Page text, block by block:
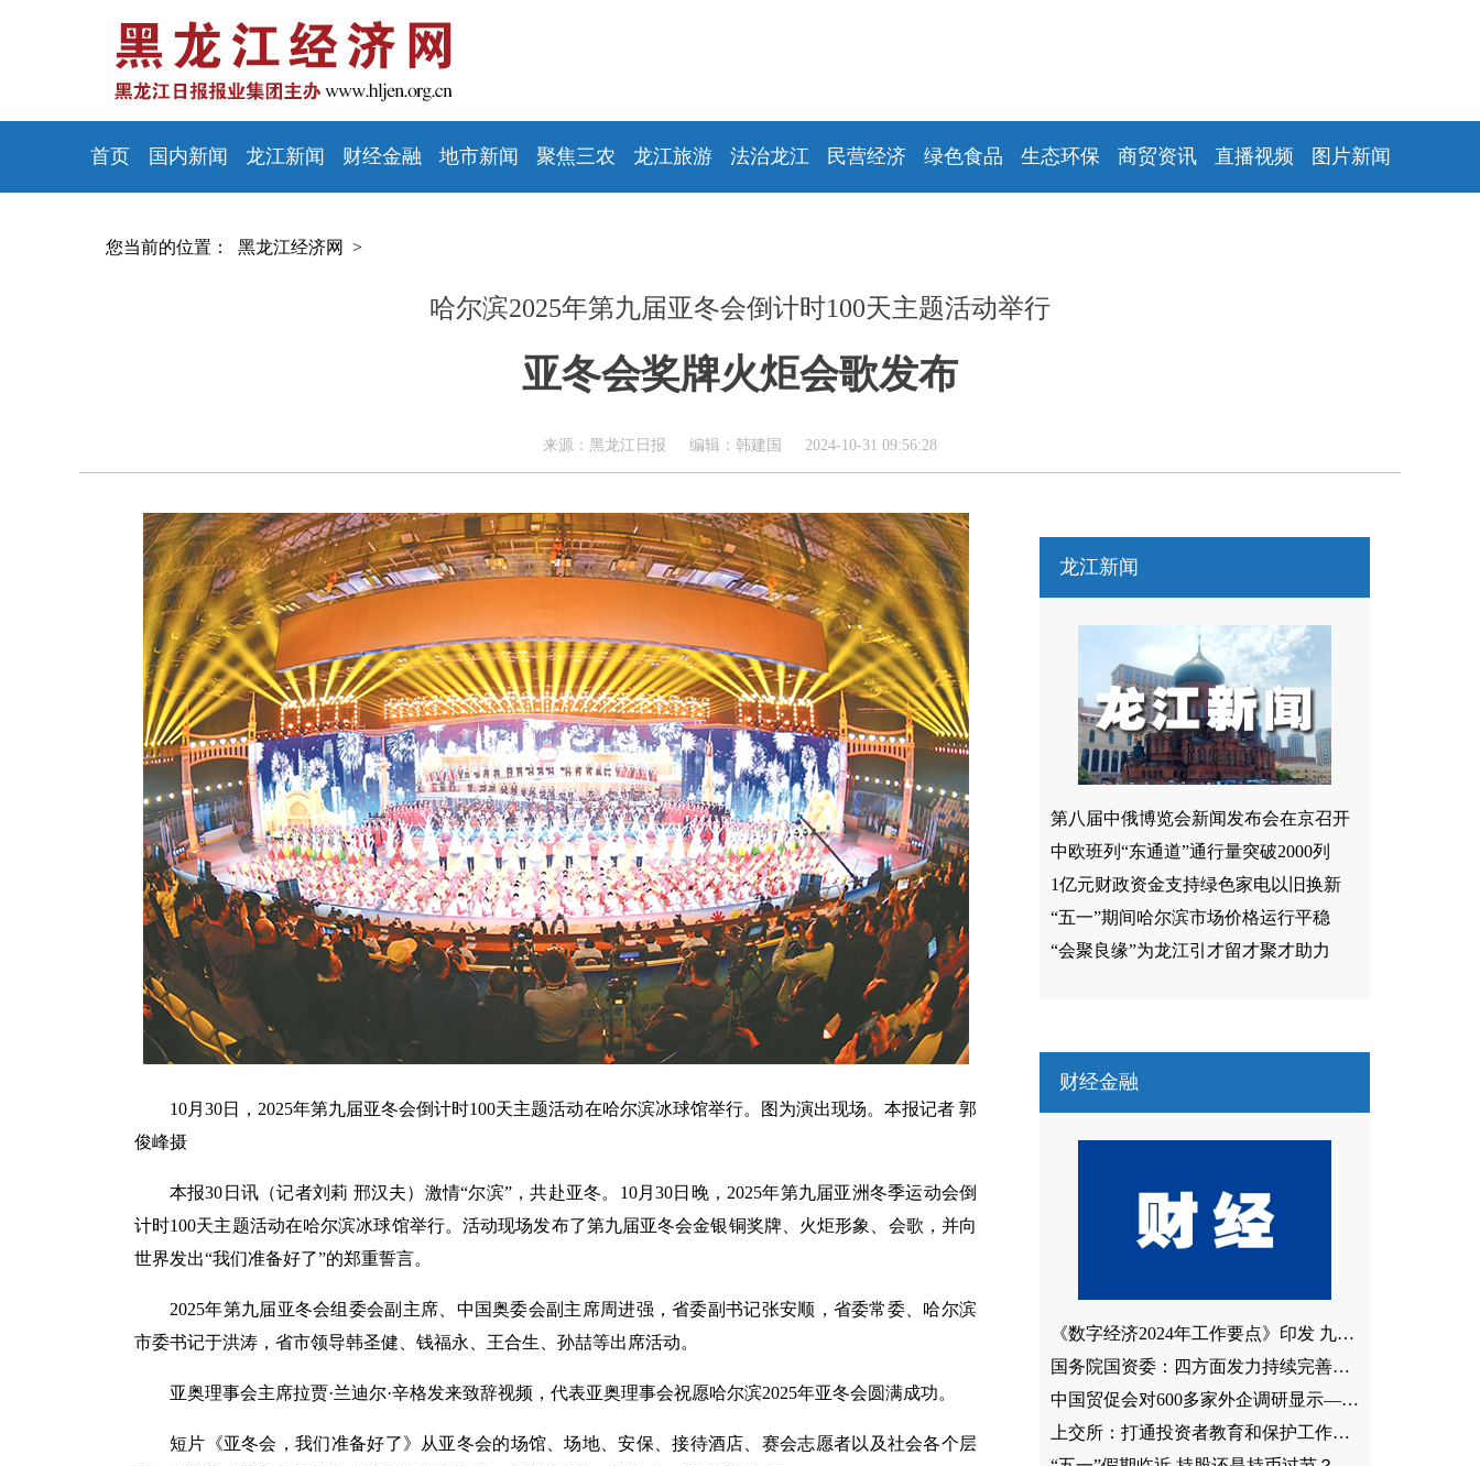
首页 国内新闻 龙江新闻 财经金融 地市新闻 聚焦三农 龙江旅游 法治龙江 民营经济 绿色食品 生态环保 商贸资讯 直播视频 图片新闻
您当前的位置： 黑龙江经济网 >
哈尔滨2025年第九届亚冬会倒计时100天主题活动举行
亚冬会奖牌火炬会歌发布
来源：黑龙江日报 编辑：韩建国 2024-10-31 09:56:28
10月30日，2025年第九届亚冬会倒计时100天主题活动在哈尔滨冰球馆举行。图为演出现场。本报记者 郭
俊峰摄
本报30日讯（记者刘莉 邢汉夫）激情“尔滨”，共赴亚冬。10月30日晚，2025年第九届亚洲冬季运动会倒
计时100天主题活动在哈尔滨冰球馆举行。活动现场发布了第九届亚冬会金银铜奖牌、火炬形象、会歌，并向
世界发出“我们准备好了”的郑重誓言。
2025年第九届亚冬会组委会副主席、中国奥委会副主席周进强，省委副书记张安顺，省委常委、哈尔滨
市委书记于洪涛，省市领导韩圣健、钱福永、王合生、孙喆等出席活动。
亚奥理事会主席拉贾·兰迪尔·辛格发来致辞视频，代表亚奥理事会祝愿哈尔滨2025年亚冬会圆满成功。
短片《亚冬会，我们准备好了》从亚冬会的场馆、场地、安保、接待酒店、赛会志愿者以及社会各个层